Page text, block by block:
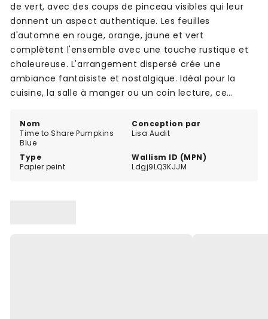
Nom
Time to Share Pumpkins
Blue
Conception par
Lisa Audit
Type
Papier peint
Wallism ID (MPN)
Ldgj9LQ3KJJM
de vert, avec des coups de pinceau visibles qui leur
donnent un aspect authentique. Les feuilles
d'automne en rouge, orange, jaune et vert
complètent l'ensemble avec une touche rustique et
chaleureuse. L'arrangement dispersé crée une
ambiance fantaisiste et nostalgique. Idéal pour la
cuisine, la salle à manger ou un coin lecture, ce
douillette aux espaces de vie.